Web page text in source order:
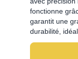
fonctionne
garantit une
durabilité,